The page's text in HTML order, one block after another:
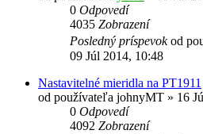
0 Odpovedí
4035 Zobrazení
Posledný príspevokod
09 Júl 2014, 10:48
Nastavitelné mieridla na PT1911
od používateľa johnyMT » 16
0 Odpovedí
4092 Zobrazení